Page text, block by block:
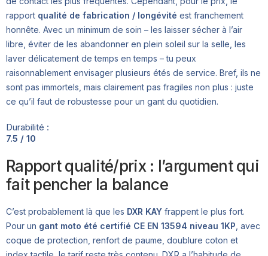
rapport qualité de fabrication / longévité est franchement
honnête. Avec un minimum de soin – les laisser sécher à l’air
libre, éviter de les abandonner en plein soleil sur la selle, les
laver délicatement de temps en temps – tu peux
raisonnablement envisager plusieurs étés de service. Bref, ils ne
sont pas immortels, mais clairement pas fragiles non plus : juste
ce qu’il faut de robustesse pour un gant du quotidien.
Durabilité :
7.5 / 10
Rapport qualité/prix : l’argument qui
fait pencher la balance
C’est probablement là que les DXR KAY frappent le plus fort.
Pour un gant moto été certifié CE EN 13594 niveau 1KP , avec
coque de protection, renfort de paume, doublure coton et